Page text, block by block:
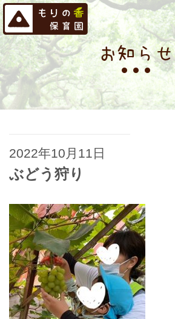
お知らせ
2022年10月11日
ぶどう狩り